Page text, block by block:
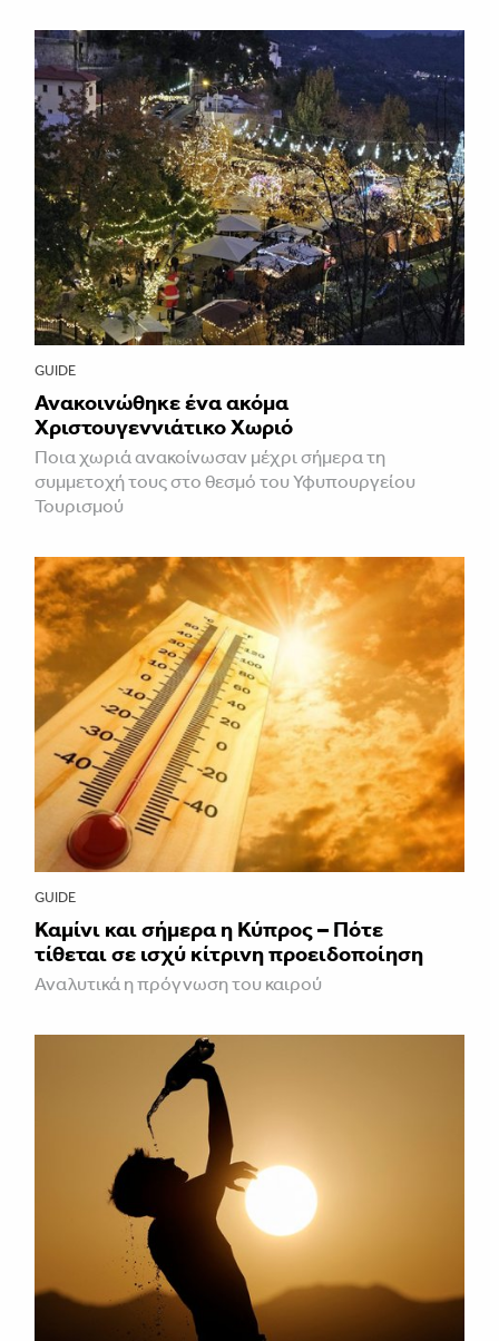
GUIDE
Ανακοινώθηκε ένα ακόμα
Χριστουγεννιάτικο Χωριό
Ποια χωριά ανακοίνωσαν μέχρι σήμερα τη
συμμετοχή τους στο θεσμό του Υφυπουργείου
Τουρισμού
GUIDE
Καμίνι και σήμερα η Κύπρος – Πότε
τίθεται σε ισχύ κίτρινη προειδοποίηση
Αναλυτικά η πρόγνωση του καιρού